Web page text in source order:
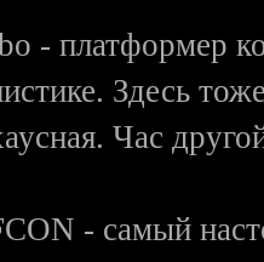
- платформер
Здесь
Час
- самый